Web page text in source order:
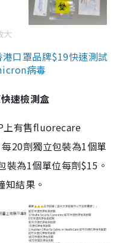
大
口罩品牌$19快速測試
病毒
速檢測盒
上有售fluorecare
20劑獨立包裝為1個單
為1個單位每劑$15。
結果。